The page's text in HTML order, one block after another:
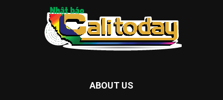
ABOUT US